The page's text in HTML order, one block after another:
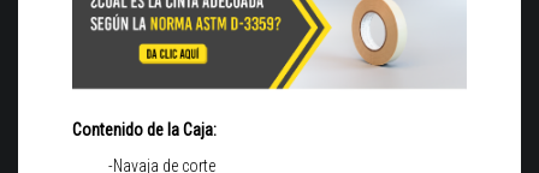
Contenido de la Caja:
-Navaja de corte